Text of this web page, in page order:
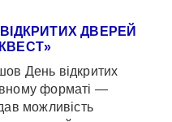
ДВЕРЕЙ
День відкритих
форматі —
можливість